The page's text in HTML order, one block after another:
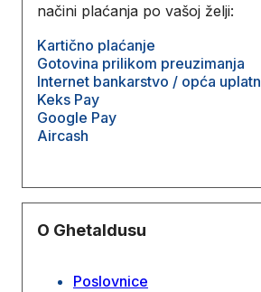
načini plaćanja po vašoj želji:
Kartično plaćanje
Gotovina prilikom preuzimanja
Internet bankarstvo / opća
Keks Pay
Google Pay
Aircash
O Ghetaldusu
Poslovnice